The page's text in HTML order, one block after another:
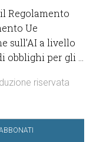
Regolamento
Ue
sull’AI a livello
per gli ...
riservata